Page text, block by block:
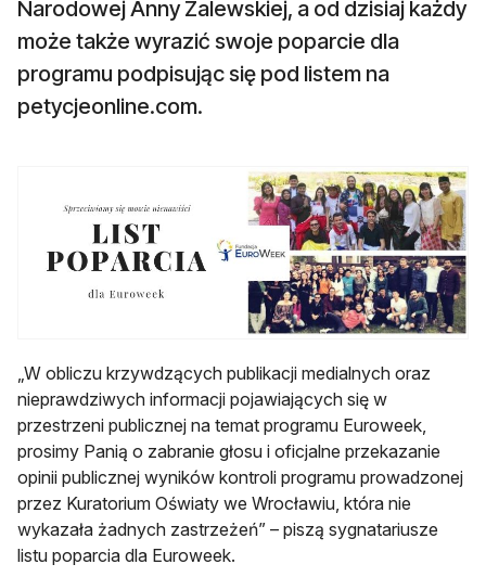
Narodowej Anny Zalewskiej, a od dzisiaj każdy
może także wyrazić swoje poparcie dla
programu podpisując się pod listem na
petycjeonline.com.
„W obliczu krzywdzących publikacji medialnych oraz
nieprawdziwych informacji pojawiających się w
przestrzeni publicznej na temat programu Euroweek,
prosimy Panią o zabranie głosu i oficjalne przekazanie
opinii publicznej wyników kontroli programu prowadzonej
przez Kuratorium Oświaty we Wrocławiu, która nie
wykazała żadnych zastrzeżeń” – piszą sygnatariusze
listu poparcia dla Euroweek.